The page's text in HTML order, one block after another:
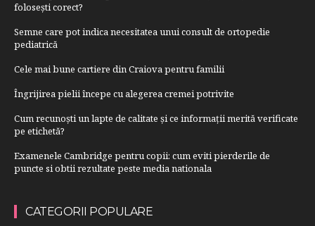
folosești corect?
Semne care pot indica necesitatea unui consult de ortopedie
pediatrică
Cele mai bune cartiere din Craiova pentru familii
Îngrijirea pielii începe cu alegerea cremei potrivite
Cum recunoști un lapte de calitate și ce informații merită verificate
pe etichetă?
Examenele Cambridge pentru copii: cum eviti pierderile de
puncte si obtii rezultate peste media nationala
CATEGORII POPULARE